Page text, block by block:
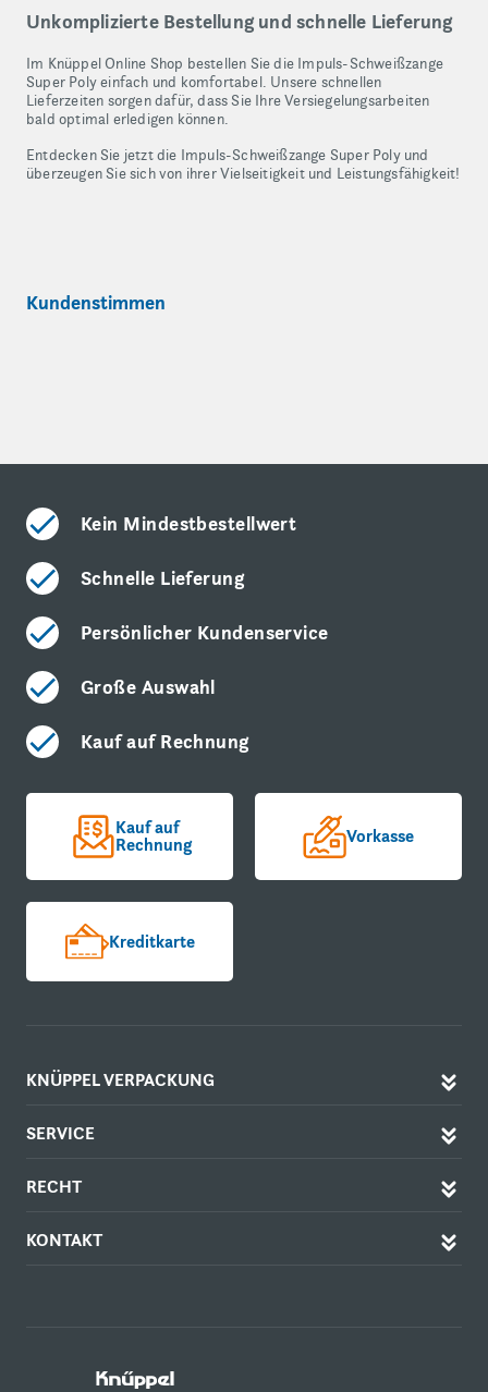
Unkomplizierte Bestellung und schnelle Lieferung
Im Knüppel Online Shop bestellen Sie die Impuls-Schweißzange
Super Poly einfach und komfortabel. Unsere schnellen
Lieferzeiten sorgen dafür, dass Sie Ihre Versiegelungsarbeiten
bald optimal erledigen können.
Entdecken Sie jetzt die Impuls-Schweißzange Super Poly und
überzeugen Sie sich von ihrer Vielseitigkeit und Leistungsfähigkeit!
Kundenstimmen
Kein Mindestbestellwert
Schnelle Lieferung
Persönlicher Kundenservice
Große Auswahl
Kauf auf Rechnung
Kauf auf
Rechnung Vorkasse
Kreditkarte
KNÜPPEL VERPACKUNG
SERVICE
RECHT
KONTAKT